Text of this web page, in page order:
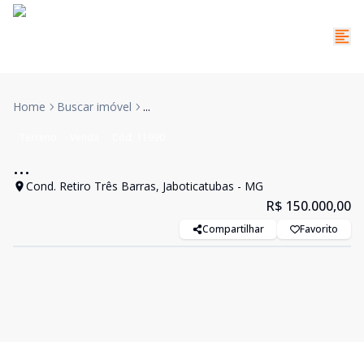
Home Buscar imóvel ...
...
Cond. Retiro Três Barras, Jaboticatubas - MG
R$ 150.000,00
Compartilhar Favorito